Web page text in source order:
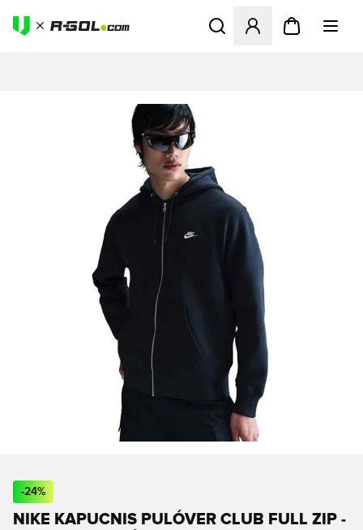
Megnyit egy modált a
-24%
NIKE KAPUCNIS PULÓVER CLUB FULL ZIP -